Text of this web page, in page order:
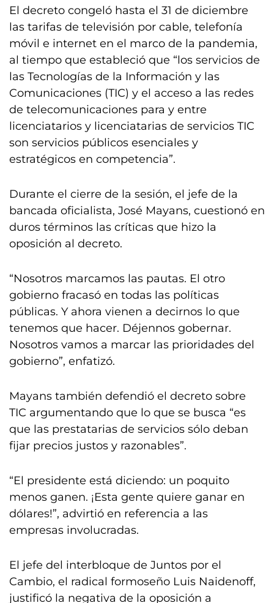
El decreto congeló hasta el 31 de diciembre
las tarifas de televisión por cable, telefonía
móvil e internet en el marco de la pandemia,
al tiempo que estableció que “los servicios de
las Tecnologías de la Información y las
Comunicaciones (TIC) y el acceso a las redes
de telecomunicaciones para y entre
licenciatarios y licenciatarias de servicios TIC
son servicios públicos esenciales y
estratégicos en competencia”.
Durante el cierre de la sesión, el jefe de la
bancada oficialista, José Mayans, cuestionó en
duros términos las críticas que hizo la
oposición al decreto.
“Nosotros marcamos las pautas. El otro
gobierno fracasó en todas las políticas
públicas. Y ahora vienen a decirnos lo que
tenemos que hacer. Déjennos gobernar.
Nosotros vamos a marcar las prioridades del
gobierno”, enfatizó.
Mayans también defendió el decreto sobre
TIC argumentando que lo que se busca “es
que las prestatarias de servicios sólo deban
fijar precios justos y razonables”.
“El presidente está diciendo: un poquito
menos ganen. ¡Esta gente quiere ganar en
dólares!”, advirtió en referencia a las
empresas involucradas.
El jefe del interbloque de Juntos por el
Cambio, el radical formoseño Luis Naidenoff,
justificó la negativa de la oposición a